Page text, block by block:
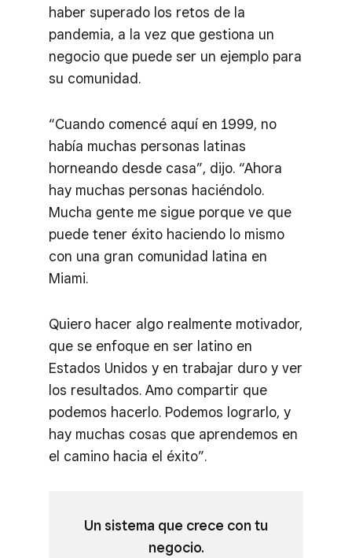
haber superado los retos de la
pandemia, a la vez que gestiona un
negocio que puede ser un ejemplo para
su comunidad.
“Cuando comencé aquí en 1999, no
había muchas personas latinas
horneando desde casa”, dijo. “Ahora
hay muchas personas haciéndolo.
Mucha gente me sigue porque ve que
puede tener éxito haciendo lo mismo
con una gran comunidad latina en
Miami.
Quiero hacer algo realmente motivador,
que se enfoque en ser latino en
Estados Unidos y en trabajar duro y ver
los resultados. Amo compartir que
podemos hacerlo. Podemos lograrlo, y
hay muchas cosas que aprendemos en
el camino hacia el éxito”.
Un sistema que crece con tu
negocio.